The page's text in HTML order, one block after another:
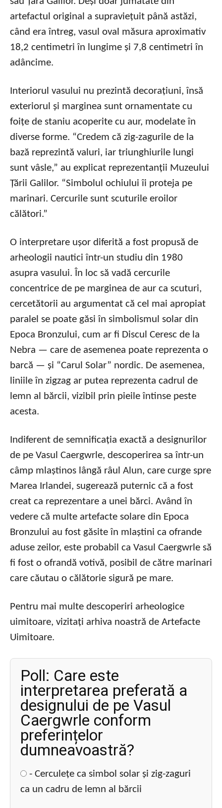
artefactul original a supraviețuit până astăzi,
când era întreg, vasul oval măsura aproximativ
18,2 centimetri în lungime și 7,8 centimetri în
adâncime.
Interiorul vasului nu prezintă decorațiuni, însă
exteriorul și marginea sunt ornamentate cu
foițe de staniu acoperite cu aur, modelate în
diverse forme. “Credem că zig-zagurile de la
bază reprezintă valuri, iar triunghiurile lungi
sunt vâsle,” au explicat reprezentanții Muzeului
Țării Galilor. “Simbolul ochiului îi proteja pe
marinari. Cercurile sunt scuturile eroilor
călători.”
O interpretare ușor diferită a fost propusă de
arheologii nautici într-un studiu din 1980
asupra vasului. În loc să vadă cercurile
concentrice de pe marginea de aur ca scuturi,
cercetătorii au argumentat că cel mai apropiat
paralel se poate găsi în simbolismul solar din
Epoca Bronzului, cum ar fi Discul Ceresc de la
Nebra — care de asemenea poate reprezenta o
barcă — și “Carul Solar” nordic. De asemenea,
liniile în zigzag ar putea reprezenta cadrul de
lemn al bărcii, vizibil prin pieile întinse peste
acesta.
Indiferent de semnificația exactă a designurilor
de pe Vasul Caergwrle, descoperirea sa într-un
câmp mlaștinos lângă râul Alun, care curge spre
Marea Irlandei, sugerează puternic că a fost
creat ca reprezentare a unei bărci. Având în
vedere că multe artefacte solare din Epoca
Bronzului au fost găsite în mlaștini ca ofrande
aduse zeilor, este probabil ca Vasul Caergwrle să
fi fost o ofrandă votivă, posibil de către marinari
care căutau o călătorie sigură pe mare.
Pentru mai multe descoperiri arheologice
uimitoare, vizitați arhiva noastră de Artefacte
Uimitoare.
Poll: Care este
interpretarea preferată a
designului de pe Vasul
Caergwrle conform
preferințelor
dumneavoastră?
- Cerculețe ca simbol solar și zig-zaguri
ca un cadru de lemn al bărcii